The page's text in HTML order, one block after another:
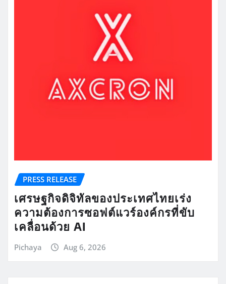
PRESS RELEASE
เศรษฐกิจดิจิทัลของประเทศไทยเร่ง
ความต้องการซอฟต์แวร์องค์กรที่ขับ
เคลื่อนด้วย AI
Pichaya Aug 6, 2026